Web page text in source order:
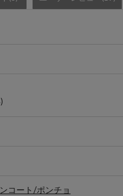
コート/ポンチョ